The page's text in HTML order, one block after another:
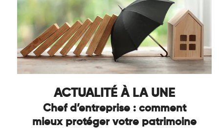
ACTUALITÉ À LA UNE
Chef d’entreprise : comment
mieux protéger votre patrimoine